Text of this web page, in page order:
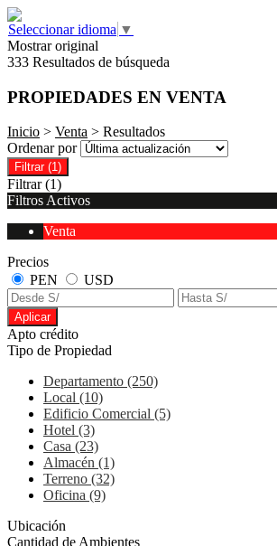
Seleccionar idioma ▼
Mostrar original
333 Resultados de búsqueda
PROPIEDADES EN VENTA
Inicio > Venta > Resultados
Ordenar por
Filtrar (1)
Filtrar (1)
Filtros Activos
Venta
Precios
PEN
USD
Aplicar
Apto crédito
Tipo de Propiedad
Departamento (250)
Local (10)
Edificio Comercial (5)
Hotel (3)
Casa (23)
Almacén (1)
Terreno (32)
Oficina (9)
Ubicación
Cantidad de Ambientes